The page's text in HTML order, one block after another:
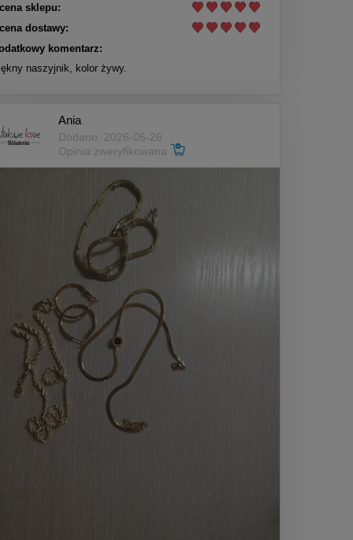
sklepu:
dostawy:
komentarz:
naszyjnik, kolor żywy.
Ania
Dodano: 2026-05-26
Opinia zweryfikowana